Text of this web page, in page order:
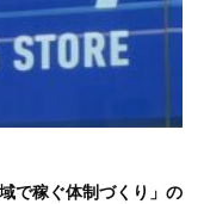
で稼ぐ体制づくり」の